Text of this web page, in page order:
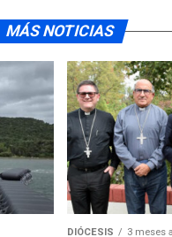
MÁS NOTICIAS
DIÓCESIS 3 meses